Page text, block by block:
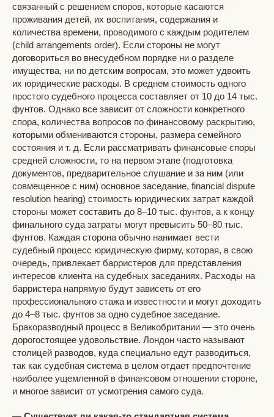
связанный с решением споров, которые касаются
проживания детей, их воспитания, содержания и
количества времени, проводимого с каждым родителем
(child arrangements order). Если стороны не могут
договориться во внесудебном порядке ни о разделе
имущества, ни по детским вопросам, это может удвоить
их юридические расходы. В среднем стоимость одного
простого судебного процесса составляет от 10 до 14 тыс.
фунтов. Однако все зависит от сложности конкретного
спора, количества вопросов по финансовому раскрытию,
которыми обмениваются стороны, размера семейного
состояния и т. д. Если рассматривать финансовые споры
средней сложности, то на первом этапе (подготовка
документов, предварительное слушание и за ним (или
совмещенное с ним) основное заседание, financial dispute
resolution hearing) стоимость юридических затрат каждой
стороны может составить до 8–10 тыс. фунтов, а к концу
финального суда затраты могут превысить 50–80 тыс.
фунтов. Каждая сторона обычно нанимает вести
судебный процесс юридическую фирму, которая, в свою
очередь, привлекает барристеров для представления
интересов клиента на судебных заседаниях. Расходы на
барристера напрямую будут зависеть от его
профессионального стажа и известности и могут доходить
до 4–8 тыс. фунтов за одно судебное заседание.
Бракоразводный процесс в Великобритании — это очень
дорогостоящее удовольствие. Лондон часто называют
столицей разводов, куда специально едут разводиться,
так как судебная система в целом отдает предпочтение
наиболее ущемленной в финансовом отношении стороне,
и многое зависит от усмотрения самого суда.